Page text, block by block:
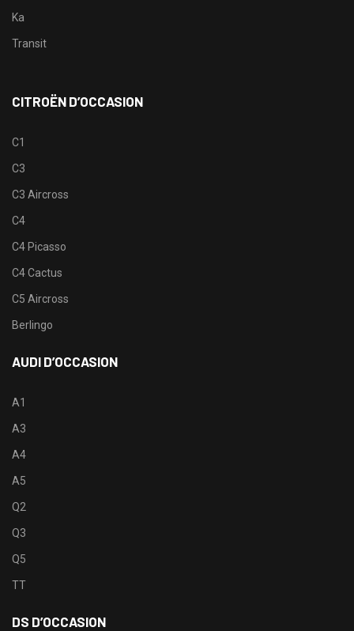
Ka
Transit
CITROËN D’OCCASION
C1
C3
C3 Aircross
C4
C4 Picasso
C4 Cactus
C5 Aircross
Berlingo
AUDI D’OCCASION
A1
A3
A4
A5
Q2
Q3
Q5
TT
DS D’OCCASION